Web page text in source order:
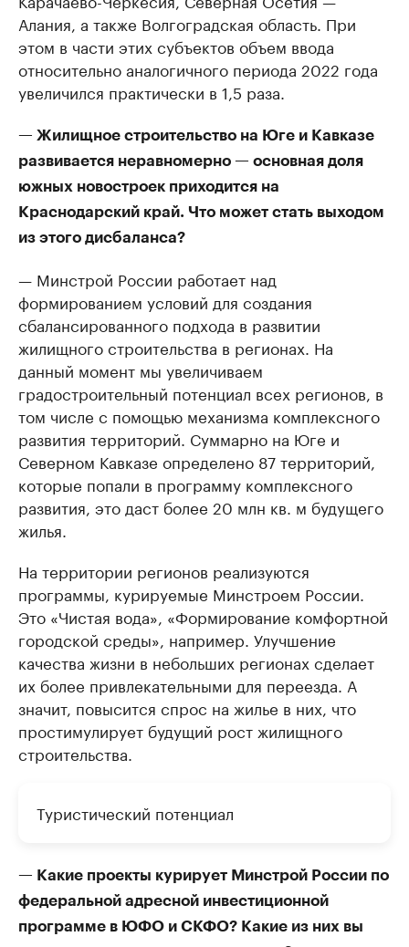
Алания, а также Волгоградская область. При
этом в части этих субъектов объем ввода
относительно аналогичного периода 2022 года
увеличился практически в 1,5 раза.
— Жилищное строительство на Юге и Кавказе
развивается неравномерно — основная доля
южных новостроек приходится на
Краснодарский край. Что может стать выходом
из этого дисбаланса?
— Минстрой России работает над
формированием условий для создания
сбалансированного подхода в развитии
жилищного строительства в регионах. На
данный момент мы увеличиваем
градостроительный потенциал всех регионов, в
том числе с помощью механизма комплексного
развития территорий. Суммарно на Юге и
Северном Кавказе определено 87 территорий,
которые попали в программу комплексного
развития, это даст более 20 млн кв. м будущего
жилья.
На территории регионов реализуются
программы, курируемые Минстроем России.
Это «Чистая вода», «Формирование комфортной
городской среды», например. Улучшение
качества жизни в небольших регионах сделает
их более привлекательными для переезда. А
значит, повысится спрос на жилье в них, что
простимулирует будущий рост жилищного
строительства.
Туристический потенциал
— Какие проекты курирует Минстрой России по
федеральной адресной инвестиционной
программе в ЮФО и СКФО? Какие из них вы